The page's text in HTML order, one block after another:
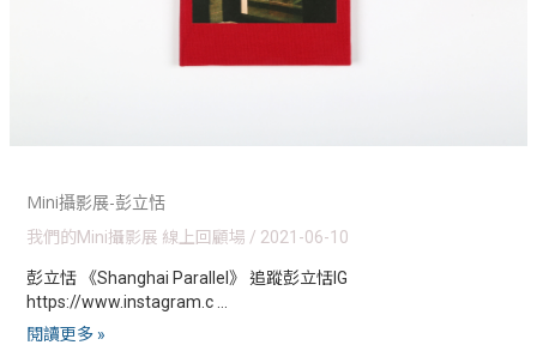
Mini攝影展-彭立恬
我們的Mini攝影展 線上回顧場 / 2021-06-10
彭立恬 《Shanghai Parallel》 追蹤彭立恬IG
https://www.instagram.c …
閱讀更多 »